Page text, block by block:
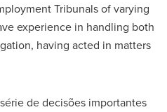
Tribunals of varying
experience in handling both
having acted in matters
de decisões importantes